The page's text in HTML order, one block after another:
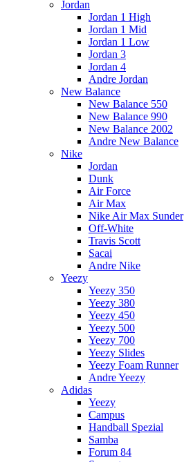
Jordan
Jordan 1 High
Jordan 1 Mid
Jordan 1 Low
Jordan 3
Jordan 4
Andre Jordan
New Balance
New Balance 550
New Balance 990
New Balance 2002
Andre New Balance
Nike
Jordan
Dunk
Air Force
Air Max
Nike Air Max Sunder
Off-White
Travis Scott
Sacai
Andre Nike
Yeezy
Yeezy 350
Yeezy 380
Yeezy 450
Yeezy 500
Yeezy 700
Yeezy Slides
Yeezy Foam Runner
Andre Yeezy
Adidas
Yeezy
Campus
Handball Spezial
Samba
Forum 84